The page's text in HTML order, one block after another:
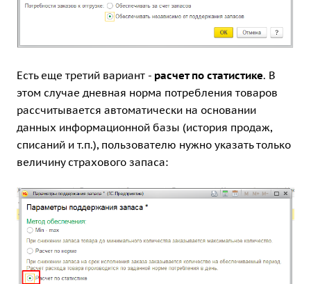
Есть еще третий вариант - расчет по статистике. В
этом случае дневная норма потребления товаров
рассчитывается автоматически на основании
данных информационной базы (история продаж,
списаний и т.п.), пользователю нужно указать только
величину страхового запаса: